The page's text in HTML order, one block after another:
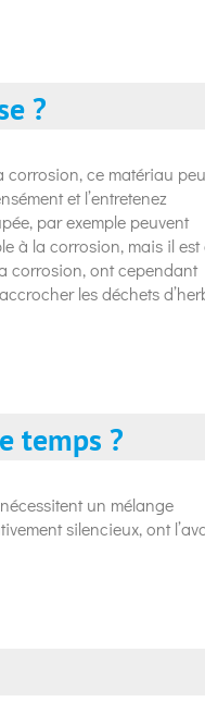
?
corrosion, ce matériau
et l’entretenez
par exemple peuvent
à la corrosion, mais il est
corrosion, ont cependant
les déchets
temps ?
un mélange
silencieux, ont